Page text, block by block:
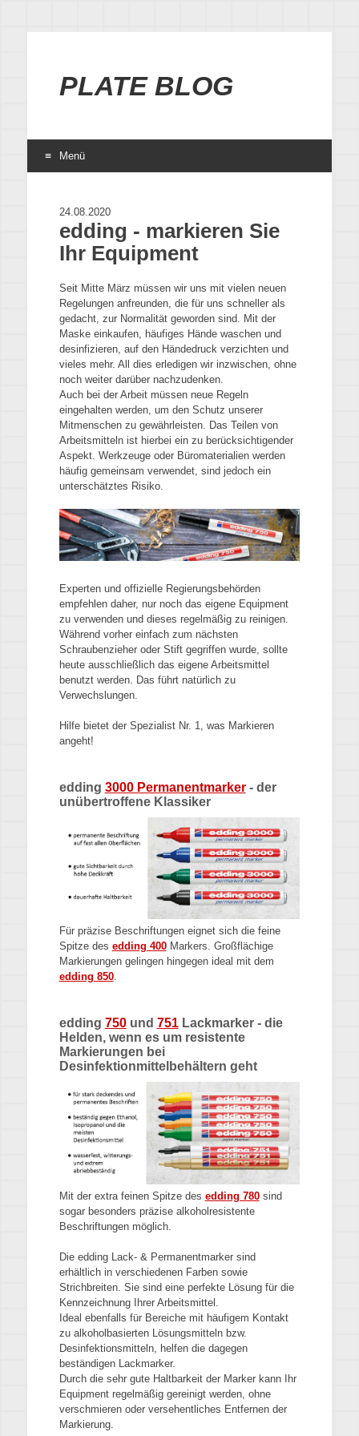
PLATE BLOG
Menü
24.08.2020
edding - markieren Sie
Ihr Equipment
Seit Mitte März müssen wir uns mit vielen neuen
Regelungen anfreunden, die für uns schneller als
gedacht, zur Normalität geworden sind. Mit der
Maske einkaufen, häufiges Hände waschen und
desinfizieren, auf den Händedruck verzichten und
vieles mehr. All dies erledigen wir inzwischen, ohne
noch weiter darüber nachzudenken.
Auch bei der Arbeit müssen neue Regeln
eingehalten werden, um den Schutz unserer
Mitmenschen zu gewährleisten. Das Teilen von
Arbeitsmitteln ist hierbei ein zu berücksichtigender
Aspekt. Werkzeuge oder Büromaterialien werden
häufig gemeinsam verwendet, sind jedoch ein
unterschätztes Risiko.
Experten und offizielle Regierungsbehörden
empfehlen daher, nur noch das eigene Equipment
zu verwenden und dieses regelmäßig zu reinigen.
Während vorher einfach zum nächsten
Schraubenzieher oder Stift gegriffen wurde, sollte
heute ausschließlich das eigene Arbeitsmittel
benutzt werden. Das führt natürlich zu
Verwechslungen.
Hilfe bietet der Spezialist Nr. 1, was Markieren
angeht!
edding 3000 Permanentmarker- der
unübertroffene Klassiker
Für präzise Beschriftungen eignet sich die feine
Spitze des edding 400Markers. Großflächige
Markierungen gelingen hingegen ideal mit dem
edding 850.
edding 750und 751Lackmarker - die
Helden, wenn es um resistente
Markierungen bei
Desinfektionmittelbehältern geht
Mit der extra feinen Spitze des edding 780sind
sogar besonders präzise alkoholresistente
Beschriftungen möglich.
Die edding Lack- & Permanentmarker sind
erhältlich in verschiedenen Farben sowie
Strichbreiten. Sie sind eine perfekte Lösung für die
Kennzeichnung Ihrer Arbeitsmittel.
Ideal ebenfalls für Bereiche mit häufigem Kontakt
zu alkoholbasierten Lösungsmitteln bzw.
Desinfektionsmitteln, helfen die dagegen
beständigen Lackmarker.
Durch die sehr gute Haltbarkeit der Marker kann Ihr
Equipment regelmäßig gereinigt werden, ohne
verschmieren oder versehentliches Entfernen der
Markierung.